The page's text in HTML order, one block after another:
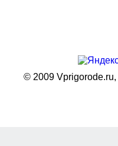
© 2009 Vprigorode.ru,